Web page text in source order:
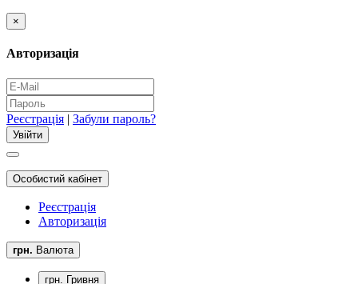
×
Авторизація
Реєстрація | Забули пароль?
Особистий кабінет
Реєстрація
Авторизація
грн. Валюта
грн. Гривня